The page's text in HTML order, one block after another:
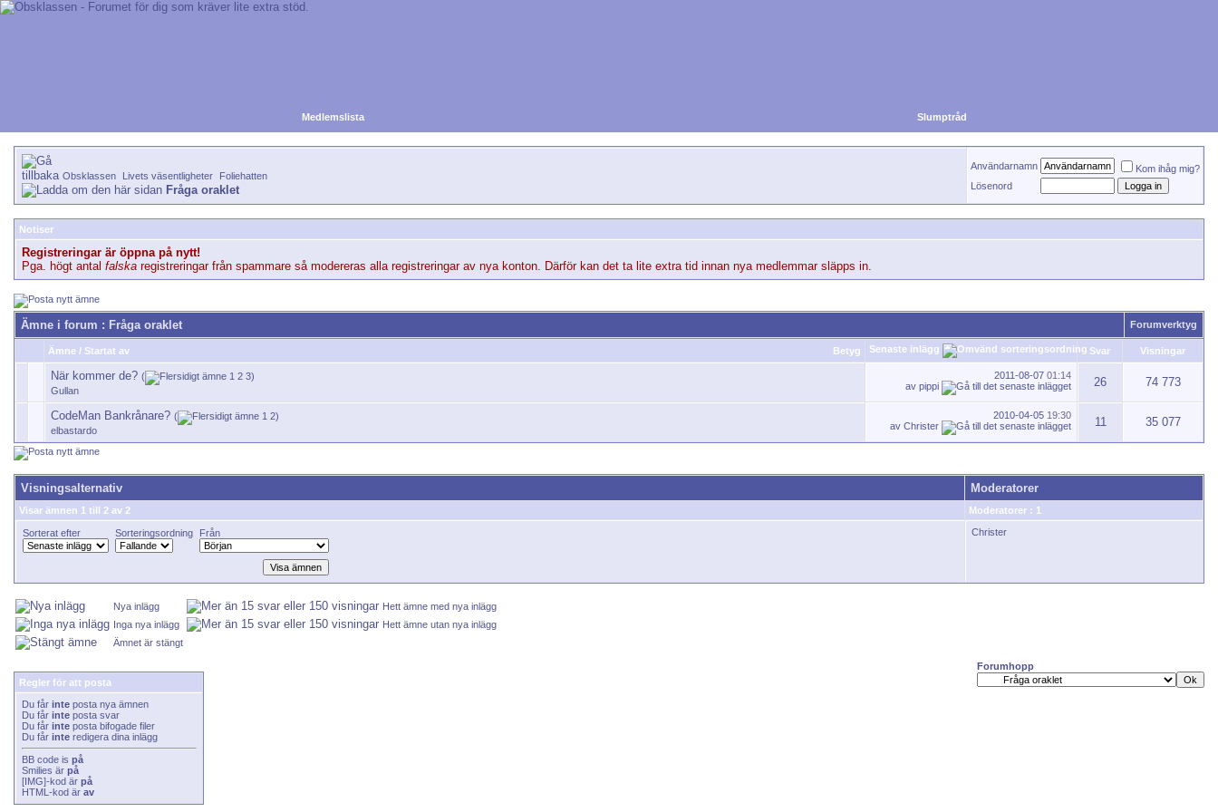
Medlemslista Slumptråd
Obsklassen Livets väsentligheter Foliehatten
Fråga oraklet
Användarnamn
Kom ihåg mig?
Lösenord
Notiser
Registreringar är öppna på nytt!
Pga. högt antal falska registreringar från spammare så modereras alla registreringar av nya konton. Därför kan det ta lite extra tid innan nya medlemmar släpps in.
Ämne i forum : Fråga oraklet Forumverktyg
Betyg
Ämne / Startat av Senaste inlägg Svar Visningar
När kommer de? ( 1 2 3)
Gullan
2011-08-07 01:14
av pippi 26 74 773
CodeMan Bankrånare? ( 1 2)
elbastardo
2010-04-05 19:30
av Christer 11 35 077
Visningsalternativ Moderatorer
Visar ämnen 1 till 2 av 2 Moderatorer : 1
Sorterat efter Sorteringsordning Från Christer
Nya inlägg
Hett ämne med nya inlägg
Inga nya inlägg
Hett ämne utan nya inlägg
Ämnet är stängt
Regler för att posta
Du får inte posta nya ämnen
Du får inte posta svar
Du får inte posta bifogade filer
Du får inte redigera dina inlägg
BB code is på
Smilies är på
[IMG]-kod är på
HTML-kod är av
Forumhopp